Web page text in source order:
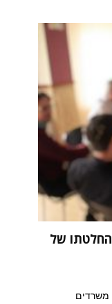
של
משרדים